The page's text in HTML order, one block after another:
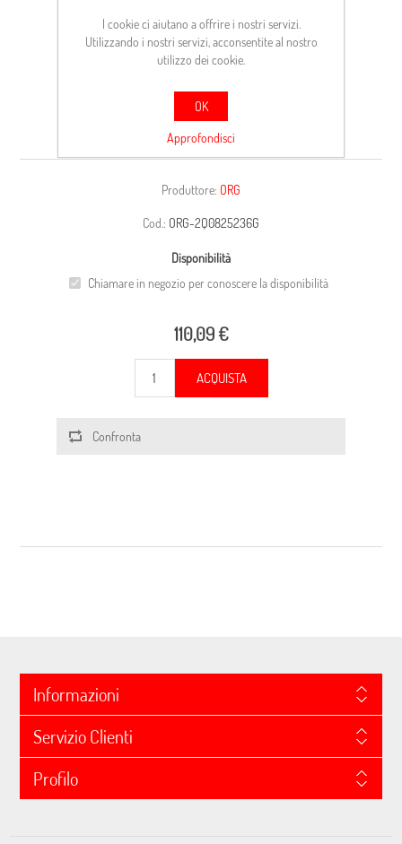
INSONOR.
Produttore: ORG
Cod.: ORG-2Q0825236G
Disponibilità
Chiamare in negozio per conoscere la disponibilità
110,09 €
ACQUISTA
Confronta
Informazioni
Servizio Clienti
Profilo
I cookie ci aiutano a offrire i nostri servizi.
Utilizzando i nostri servizi, acconsentite al nostro
utilizzo dei cookie.
OK
Approfondisci